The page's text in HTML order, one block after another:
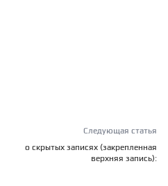
Следующая статья
о скрытых записях (закрепленная
верхняя запись):